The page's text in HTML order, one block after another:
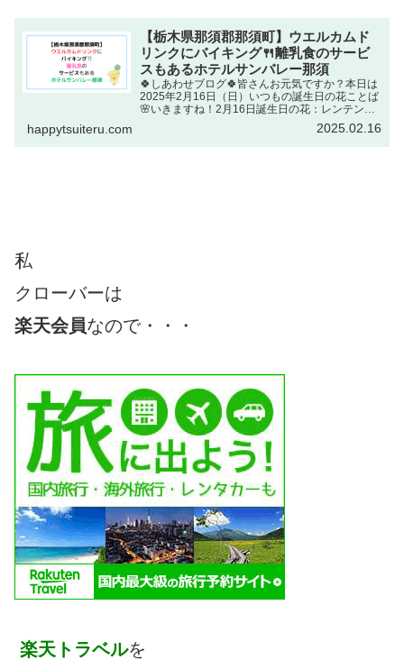
【栃木県那須郡那須町】ウエルカムド
リンクにバイキング🍴離乳食のサービ
スもあるホテルサンバレー那須
🍀しあわせブログ🍀皆さんお元気ですか？本日は
2025年2月16日（日）いつもの誕生日の花ことば
🌸いきますね！2月16日誕生日の花：レンテンロ
ーズキンポウゲ科花ことば：丈じょう夫ぶ出典元
しゅってんもと：NHKラジオ深夜便 誕生日の花
丈じょう夫...
happytsuiteru.com 2025.02.16
私
クローバーは
楽天会員なので・・・
楽天トラベルを